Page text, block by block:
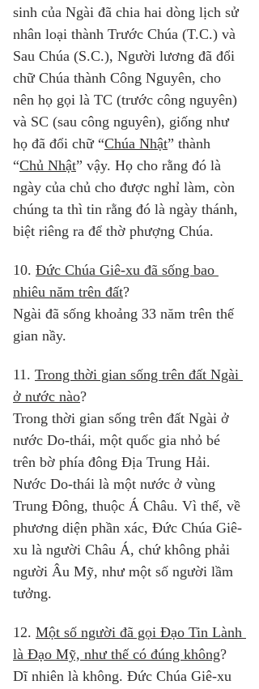
sinh của Ngài đã chia hai dòng lịch sử
nhân loại thành Trước Chúa (T.C.) và
Sau Chúa (S.C.), Người lương đã đổi
chữ Chúa thành Công Nguyên, cho
nên họ gọi là TC (trước công nguyên)
và SC (sau công nguyên), giống như
họ đã đổi chữ “Chúa Nhật” thành
“Chủ Nhật” vậy. Họ cho rằng đó là
ngày của chủ cho được nghỉ làm, còn
chúng ta thì tin rằng đó là ngày thánh,
biệt riêng ra để thờ phượng Chúa.
10. Đức Chúa Giê-xu đã sống bao
nhiêu năm trên đất?
Ngài đã sống khoảng 33 năm trên thế
gian nầy.
11. Trong thời gian sống trên đất Ngài
ở nước nào?
Trong thời gian sống trên đất Ngài ở
nước Do-thái, một quốc gia nhỏ bé
trên bờ phía đông Địa Trung Hải.
Nước Do-thái là một nước ở vùng
Trung Đông, thuộc Á Châu. Vì thế, về
phương diện phần xác, Đức Chúa Giê-
xu là người Châu Á, chứ không phải
người Âu Mỹ, như một số người lầm
tưởng.
12. Một số người đã gọi Đạo Tin Lành
là Đạo Mỹ, như thế có đúng không?
Dĩ nhiên là không. Đức Chúa Giê-xu